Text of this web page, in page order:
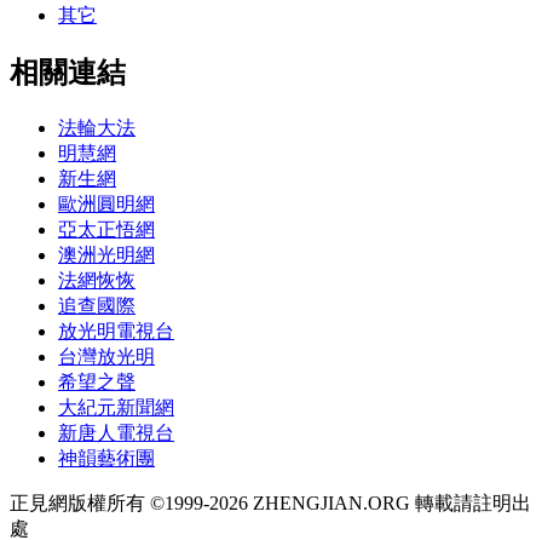
其它
相關連結
法輪大法
明慧網
新生網
歐洲圓明網
亞太正悟網
澳洲光明網
法網恢恢
追查國際
放光明電視台
台灣放光明
希望之聲
大紀元新聞網
新唐人電視台
神韻藝術團
正見網版權所有 ©1999-2026 ZHENGJIAN.ORG 轉載請註明出
處